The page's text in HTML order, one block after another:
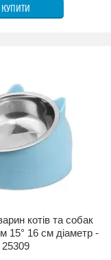
КУПИТИ
котів та собак
15° 16 см діаметр -
25309